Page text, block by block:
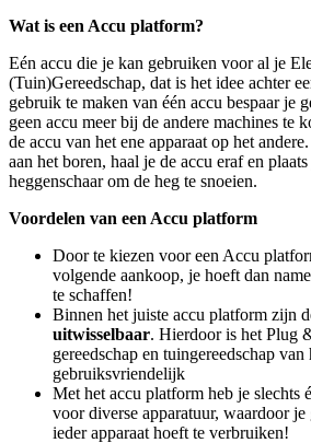
Wat is een Accu platform?
Eén accu die je kan gebruiken voor al je
(Tuin)Gereedschap, dat is het idee achter
gebruik te maken van één accu bespaar je
geen accu meer bij de andere machines te
de accu van het ene apparaat op het
aan het boren, haal je de accu eraf en
heggenschaar om de heg te snoeien.
Voordelen van een Accu platform
Door te kiezen voor een Accu
volgende aankoop, je hoeft dan
te schaffen!
Binnen het juiste accu platform zijn
uitwisselbaar. Hierdoor is het Plug
gereedschap en tuingereedschap
gebruiksvriendelijk
Met het accu platform heb je slechts
voor diverse apparatuur, waardoor je
ieder apparaat hoeft te verbruiken!